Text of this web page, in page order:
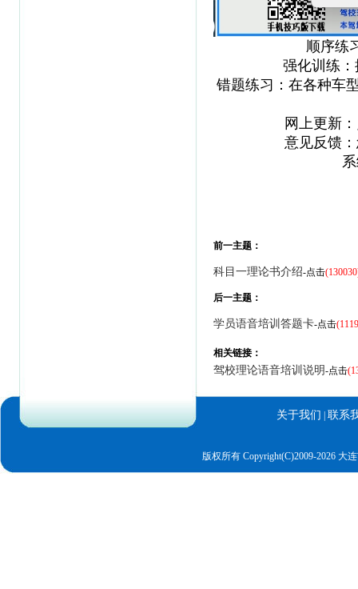
顺序练
强化训练
错题练习：在各种车
网上更新
意见反馈
前一主题：
科目一理论书介绍-点击
后一主题：
学员语音培训答题卡-点击
相关链接：
驾校理论语音培训说明-点击
关于我们 联系
版权所有 Copyright(C)2009-2026